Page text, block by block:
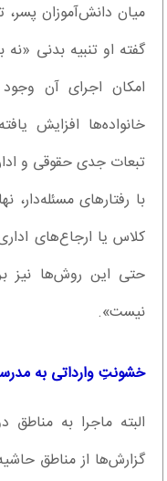
میان دانش‌آموزان پسر،
گفته او تنبیه بدنی
امکان اجرای آن
خانواده‌ها افزایش
تبعات جدی حقوقی و
با رفتار‌های
کلاس یا ارجاع‌های
حتی این روش‌ها نیز
نیست».
خشونتِ وارداتی به
البته ماجرا به
گزارش‌ها از مناطق